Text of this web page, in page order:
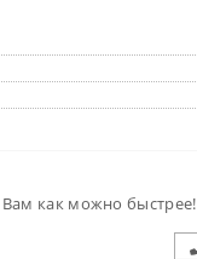
как можно быстрее!